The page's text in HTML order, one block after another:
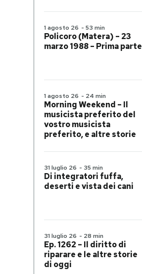
1 agosto 26 - 53 min
Policoro (Matera) – 23
marzo 1988 – Prima parte
1 agosto 26 - 24 min
Morning Weekend – Il
musicista preferito del
vostro musicista
preferito, e altre storie
31 luglio 26 - 35 min
Di integratori fuffa,
deserti e vista dei cani
31 luglio 26 - 28 min
Ep. 1262 – Il diritto di
riparare e le altre storie
di oggi